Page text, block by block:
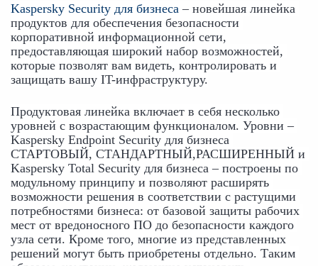
Kaspersky Security для бизнеса – новейшая линейка
продуктов для обеспечения безопасности
корпоративной информационной сети,
предоставляющая широкий набор возможностей,
которые позволят вам видеть, контролировать и
защищать вашу IT-инфраструктуру.
Продуктовая линейка включает в себя несколько
уровней с возрастающим функционалом. Уровни –
Kaspersky Endpoint Security для бизнеса
СТАРТОВЫЙ, СТАНДАРТНЫЙ,РАСШИРЕННЫЙ и
Kaspersky Total Security для бизнеса – построены по
модульному принципу и позволяют расширять
возможности решения в соответствии с растущими
потребностями бизнеса: от базовой защиты рабочих
мест от вредоносного ПО до безопасности каждого
узла сети. Кроме того, многие из представленных
решений могут быть приобретены отдельно. Таким